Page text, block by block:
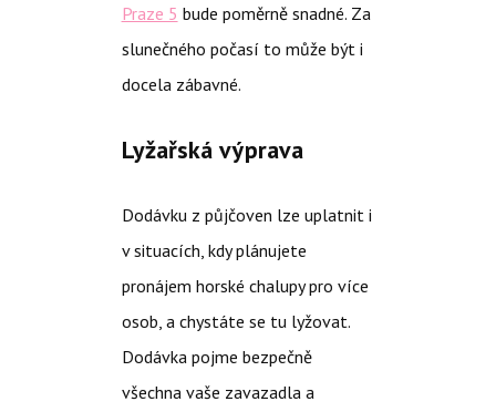
Praze 5 bude poměrně snadné. Za
slunečného počasí to může být i
docela zábavné.
Lyžařská výprava
Dodávku z půjčoven lze uplatnit i
v situacích, kdy plánujete
pronájem horské chalupy pro více
osob, a chystáte se tu lyžovat.
Dodávka pojme bezpečně
všechna vaše zavazadla a